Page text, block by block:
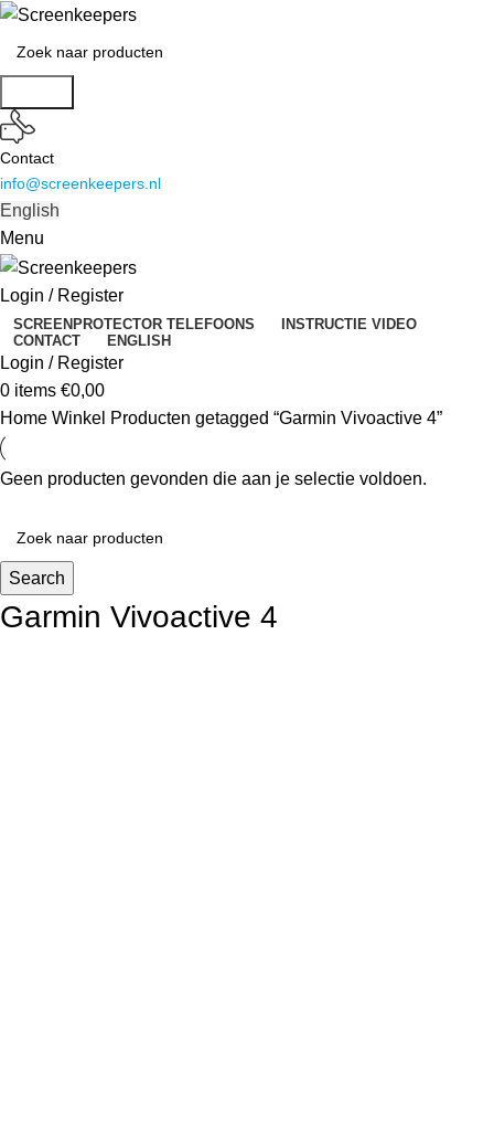
Contact
info@screenkeepers.nl
English
Menu
Login / Register
SCREENPROTECTOR TELEFOONS
INSTRUCTIE VIDEO
CONTACT
ENGLISH
Login / Register
0 items €0,00
Home Winkel Producten getagged “Garmin Vivoactive 4”
Geen producten gevonden die aan je selectie voldoen.
Search
Garmin Vivoactive 4